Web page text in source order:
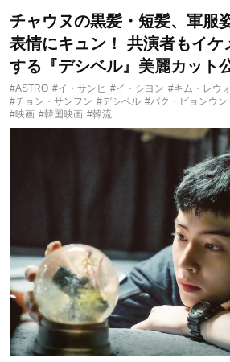
チャウヌの黒髪・短髪、軍服
表情にキュン！ 共演者もイケ
する『デシベル』美麗カット
#ASTRO #イ・サンヒ #イ・シヨン #キム・レウ
#チョン・サンフン #デシベル #パク・ビョンウン
#映画 #韓国映画 #韓流